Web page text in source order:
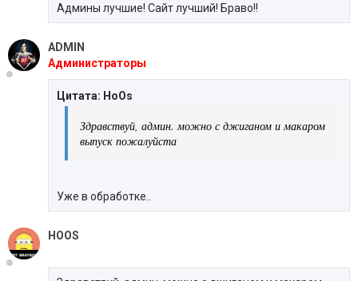
Админы лучшие! Сайт лучший! Браво!!
ADMIN
Администраторы
Цитата: HoOs
Здравствуй, админ. можно с джиганом и макаром
выпуск пожалуйста
Уже в обработке..
HOOS